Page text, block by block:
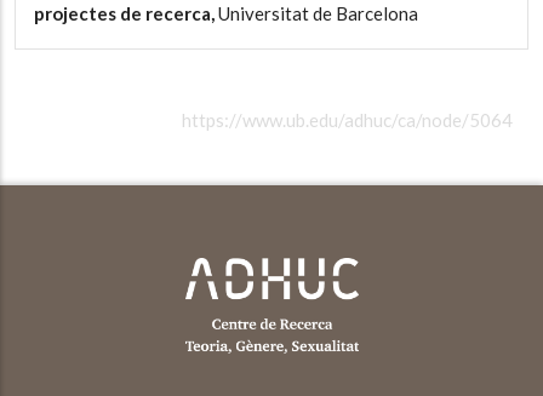
projectes de recerca,Universitat de Barcelona
https://www.ub.edu/adhuc/ca/node/5064